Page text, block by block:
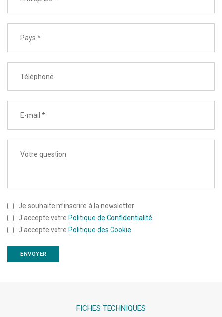
Je souhaite m’inscrire à la newsletter
J'accepte votre Politique de Confidentialité
J'accepte votre Politique des Cookie
FICHES TECHNIQUES